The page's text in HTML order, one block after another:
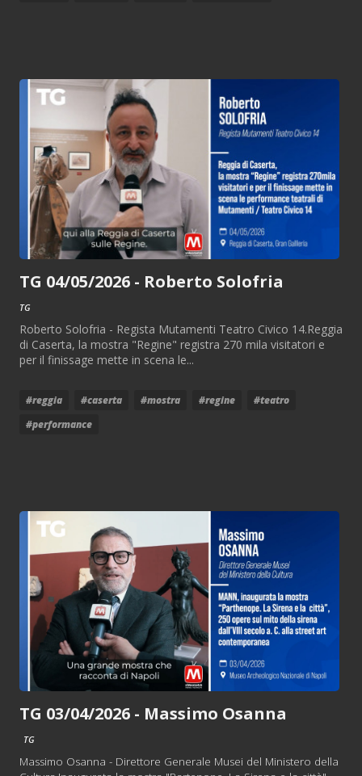
TG 04/05/2026 - Roberto Solofria
TG
Roberto Solofria - Regista Mutamenti Teatro Civico 14.Reggia
di Caserta, la mostra "Regine" registra 270 mila visitatori e
per il finissage mette in scena le...
#reggia #caserta #mostra #regine
#teatro
#performance
TG 03/04/2026 - Massimo Osanna
TG
Massimo Osanna - Direttore Generale Musei del Ministero della